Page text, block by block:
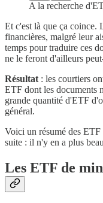
A la recherche
Et c'est là que ça coince.
financières, malgré leur
temps pour traduire ces
ne le feront d'ailleurs
Résultat : les courtiers
ETF dont les documents
grande quantité d'ETF
général.
Voici un résumé des
suite : il n'y en a plus
Les ETF de